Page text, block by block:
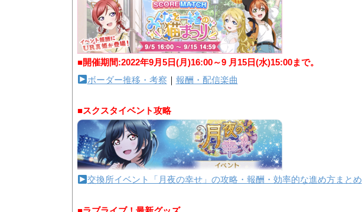
■開催期間:2022年9月5日(月)16:00～9 月15日(水)15:00まで。
ボーダー推移・考察 ｜ 報酬・配信楽曲
■スクスタイベント攻略
交換所イベント「月夜の幸せ」の攻略・報酬・効率的な進め方まとめ